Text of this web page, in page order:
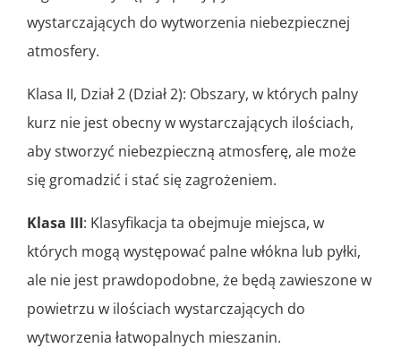
wystarczających do wytworzenia niebezpiecznej
atmosfery.
Klasa II, Dział 2 (Dział 2): Obszary, w których palny
kurz nie jest obecny w wystarczających ilościach,
aby stworzyć niebezpieczną atmosferę, ale może
się gromadzić i stać się zagrożeniem.
Klasa III: Klasyfikacja ta obejmuje miejsca, w
których mogą występować palne włókna lub pyłki,
ale nie jest prawdopodobne, że będą zawieszone w
powietrzu w ilościach wystarczających do
wytworzenia łatwopalnych mieszanin.